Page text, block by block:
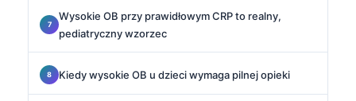
Wysokie OB przy prawidłowym CRP to realny,
pediatryczny wzorzec
Kiedy wysokie OB u dzieci wymaga pilnej opieki